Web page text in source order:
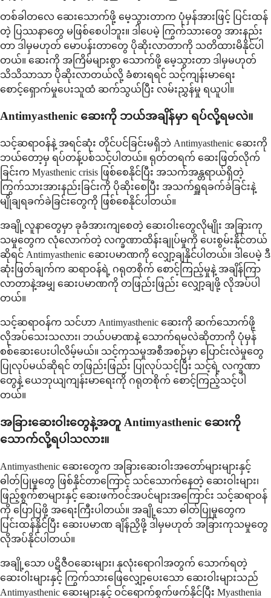
တစ်ခါတလေ ဆေးသောက်ဖို့ မေ့သွားတာက ပုံမှန်အားဖြင့် ပြင်းထန်
တဲ့ ပြဿနာတွေ မဖြစ်စေပါဘူး။ ဒါပေမဲ့ ကြွက်သားတွေ အားနည်း
တာ ဒါမှမဟုတ် မောပန်းတာတွေ ပိုဆိုးလာတာကို သတိထားမိနိုင်ပါ
တယ်။ ဆေးကို အကြိမ်များစွာ သောက်ဖို့ မေ့သွားတာ ဒါမှမဟုတ်
သိသိသာသာ ပိုဆိုးလာတယ်လို့ ခံစားရရင် သင့်ကျန်းမာရေး
စောင့်ရှောက်မှုပေးသူထံ ဆက်သွယ်ပြီး လမ်းညွှန်မှု ရယူပါ။
Antimyasthenic ဆေးကို ဘယ်အချိန်မှာ ရပ်လို့ရမလဲ။
သင့်ဆရာဝန်နဲ့ အရင်ဆုံး တိုင်ပင်ခြင်းမရှိဘဲ Antimyasthenic ဆေးကို
ဘယ်တော့မှ ရပ်တန့်ပစ်သင့်ပါတယ်။ ရုတ်တရက် ဆေးဖြတ်လိုက်
ခြင်းက Myasthenic crisis ဖြစ်စေနိုင်ပြီး အသက်အန္တရာယ်ရှိတဲ့
ကြွက်သားအားနည်းခြင်းကို ပိုဆိုးစေပြီး အသက်ရှူရခက်ခဲခြင်းနဲ့
မျိုချရခက်ခဲခြင်းတွေကို ဖြစ်စေနိုင်ပါတယ်။
အချို့လူနာတွေမှာ ခုခံအားကျစေတဲ့ ဆေးဝါးတွေလိုမျိုး အခြားကု
သမှုတွေက လုံလောက်တဲ့ လက္ခဏာထိန်းချုပ်မှုကို ပေးစွမ်းနိုင်တယ်
ဆိုရင် Antimyasthenic ဆေးပမာဏကို လျှော့ချနိုင်ပါတယ်။ ဒါပေမဲ့ ဒီ
ဆုံးဖြတ်ချက်က ဆရာဝန်ရဲ့ ဂရုတစိုက် စောင့်ကြည့်မှုနဲ့ အချိန်ကြာ
လာတာနဲ့အမျှ ဆေးပမာဏကို တဖြည်းဖြည်း လျှော့ချဖို့ လိုအပ်ပါ
တယ်။
သင့်ဆရာဝန်က သင်ဟာ Antimyasthenic ဆေးကို ဆက်သောက်ဖို့
လိုအပ်သေးသလား၊ ဘယ်ပမာဏနဲ့ သောက်ရမလဲဆိုတာကို ပုံမှန်
စစ်ဆေးပေးပါလိမ့်မယ်။ သင့်ကုသမှုအစီအစဉ်မှာ ပြောင်းလဲမှုတွေ
ပြုလုပ်မယ်ဆိုရင် တဖြည်းဖြည်း ပြုလုပ်သင့်ပြီး သင့်ရဲ့ လက္ခဏာ
တွေနဲ့ ယေဘုယျကျန်းမာရေးကို ဂရုတစိုက် စောင့်ကြည့်သင့်ပါ
တယ်။
အခြားဆေးဝါးတွေနဲ့အတူ Antimyasthenic ဆေးကို
သောက်လို့ရပါသလား။
Antimyasthenic ဆေးတွေက အခြားဆေးဝါးအတော်များများနှင့်
ဓါတ်ပြုမှုတွေ ဖြစ်နိုင်တာကြောင့် သင်သောက်နေတဲ့ ဆေးဝါးများ၊
ဖြည့်စွက်စာများနှင့် ဆေးဖက်ဝင်အပင်များအကြောင်း သင့်ဆရာဝန်
ကို ပြောပြဖို့ အရေးကြီးပါတယ်။ အချို့သော ဓါတ်ပြုမှုတွေက
ပြင်းထန်နိုင်ပြီး ဆေးပမာဏ ချိန်ညှိဖို့ ဒါမှမဟုတ် အခြားကုသမှုတွေ
လိုအပ်နိုင်ပါတယ်။
အချို့သော ပဋိဇီဝဆေးများ၊ နှလုံးရောဂါအတွက် သောက်ရတဲ့
ဆေးဝါးများနှင့် ကြွက်သားဖြေလျှော့ပေးသော ဆေးဝါးများသည်
Antimyasthenic ဆေးများနှင့် ဝင်ရောက်စွက်ဖက်နိုင်ပြီး Myasthenia